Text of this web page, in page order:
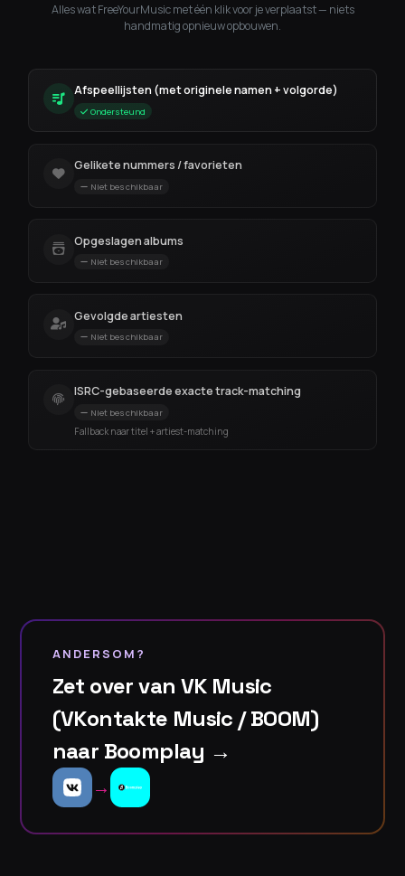
Alles wat FreeYourMusic met één klik voor je verplaatst — niets
handmatig opnieuw opbouwen.
Afspeellijsten (met originele namen + volgorde)
Ondersteund
Gelikete nummers / favorieten
Niet beschikbaar
Opgeslagen albums
Niet beschikbaar
Gevolgde artiesten
Niet beschikbaar
ISRC-gebaseerde exacte track-matching
Niet beschikbaar
Fallback naar titel + artiest-matching
ANDERSOM?
Zet over van VK Music
(VKontakte Music / BOOM)
naar Boomplay →
→